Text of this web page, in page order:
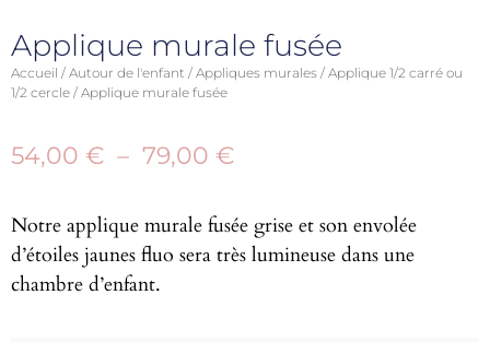
Applique murale fusée
Accueil / Autour de l'enfant / Appliques murales / Applique 1/2 carré ou
1/2 cercle / Applique murale fusée
54,00 € – 79,00 €
Notre applique murale fusée grise et son envolée
d’étoiles jaunes fluo sera très lumineuse dans une
chambre d’enfant.